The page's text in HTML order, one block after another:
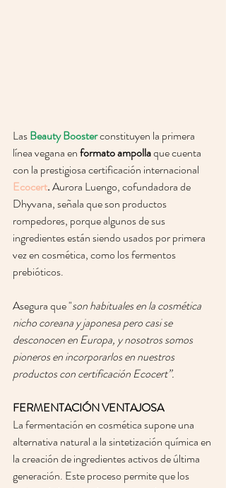
Las Beauty Booster constituyen la primera
línea vegana en formato ampolla que cuenta
con la prestigiosa certificación internacional
Ecocert. Aurora Luengo, cofundadora de
Dhyvana, señala que son productos
rompedores, porque algunos de sus
ingredientes están siendo usados por primera
vez en cosmética, como los fermentos
prebióticos.
Asegura que "son habituales en la cosmética
nicho coreana y japonesa pero casi se
desconocen en Europa, y nosotros somos
pioneros en incorporarlos en nuestros
productos con certificación Ecocert”.
FERMENTACIÓN VENTAJOSA
La fermentación en cosmética supone una
alternativa natural a la sintetización química en
la creación de ingredientes activos de última
generación. Este proceso permite que los